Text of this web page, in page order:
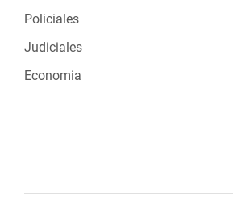
Policiales
Judiciales
Economia